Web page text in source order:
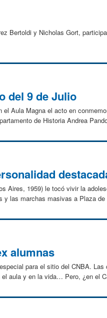
Bertoldi y Nicholas Gort,
del 9 de Julio
Aula Magna el acto en
de Historia Andrea
Aires, 1959) le tocó vivir la
y las marchas masivas a Plaza
alumnas
para el sitio del CNBA.
aula y en la vida… Pero, ¿en el